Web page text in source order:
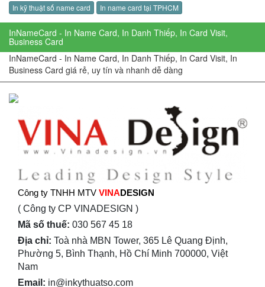
In kỹ thuật số name card
In name card tại TPHCM
InNameCard - In Name Card, In Danh Thiếp, In Card Visit,
Business Card
InNameCard - In Name Card, In Danh Thiếp, In Card Visit, In
Business Card giá rẻ, uy tín và nhanh dễ dàng
Công ty TNHH MTV VINADESIGN
( Công ty CP VINADESIGN )
Mã số thuế: 030 567 45 18
Địa chỉ: Toà nhà MBN Tower, 365 Lê Quang Định,
Phường 5, Bình Thạnh, Hồ Chí Minh 700000, Việt
Nam
Email: in@inkythuatso.com